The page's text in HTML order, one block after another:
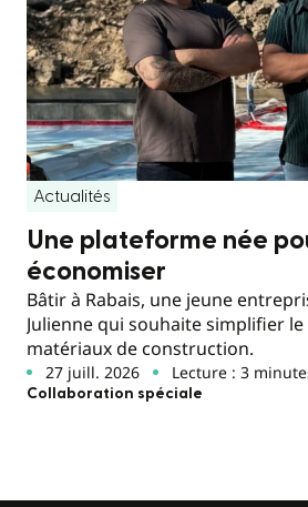
Actualités
Une plateforme née
économiser
Bâtir à Rabais, une jeune
Julienne qui souhaite simplifier
matériaux de construction.
27 juill. 2026 Lecture : 3
Collaboration spéciale